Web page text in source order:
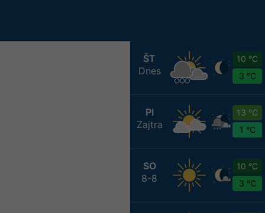
ŠT
Dnes
10 °C
3 °C
PI
Zajtra
13 °C
1 °C
SO
8-8
10 °C
3 °C